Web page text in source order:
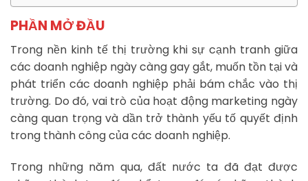
PHẦN MỞ ĐẦU
Trong nền kinh tế thị trường khi sự cạnh tranh giữa
các doanh nghiệp ngày càng gay gắt, muốn tồn tại và
phát triển các doanh nghiệp phải bám chắc vào thị
trường. Do đó, vai trò của hoạt động marketing ngày
càng quan trọng và dần trở thành yếu tố quyết định
trong thành công của các doanh nghiệp.
Trong những năm qua, đất nước ta đã đạt được